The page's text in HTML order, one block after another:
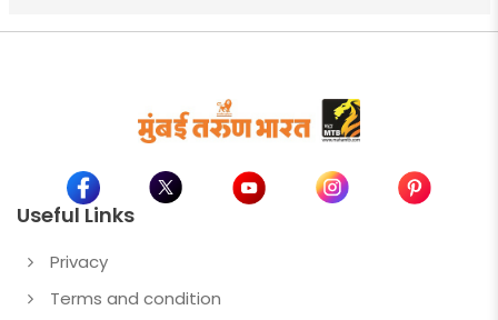
Useful Links
Privacy
Terms and condition